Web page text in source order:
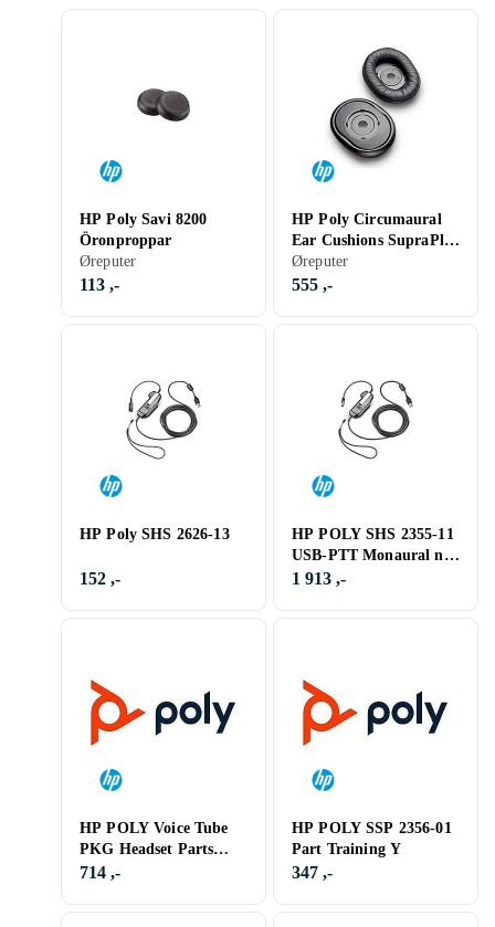
HP Poly Savi 8200
Öronproppar
Øreputer
113 ,-
HP Poly Circumaural
Ear Cushions SupraPlus
8PO8K6Q2AAAC3
Øreputer
555 ,-
HP Poly SHS 2626-13
152 ,-
HP POLY SHS 2355-11
USB-PTT Monaural no
Serial TAA
1 913 ,-
HP POLY Voice Tube
PKG Headset Parts
Star Set Mirage and
714 ,-
HP POLY SSP 2356-01
Part Training Y
347 ,-